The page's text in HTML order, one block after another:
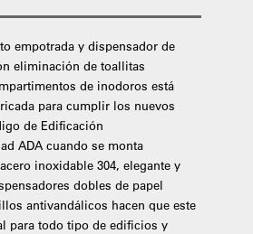
empotrada y dispensador de
eliminación de toallitas
de inodoros está
para cumplir los nuevos
de Edificación
ADA cuando se monta
inoxidable 304, elegante y
dobles de papel
antivandálicos hacen que este
para todo tipo de edificios y